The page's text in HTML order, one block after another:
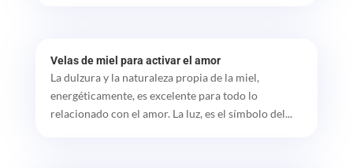
Velas de miel para activar el amor
La dulzura y la naturaleza propia de la miel,
energéticamente, es excelente para todo lo
relacionado con el amor. La luz, es el símbolo del...